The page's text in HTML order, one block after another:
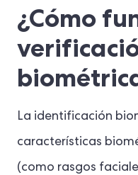
¿Cómo
La identificación
características
(como rasgos